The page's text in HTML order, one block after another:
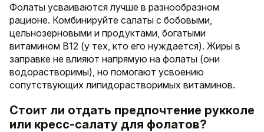
Фолаты усваиваются лучше в разнообразном
рационе. Комбинируйте салаты с бобовыми,
цельнозерновыми и продуктами, богатыми
витамином B12 (у тех, кто его нуждается). Жиры в
заправке не влияют напрямую на фолаты (они
водорастворимы), но помогают усвоению
сопутствующих липидорастворимых витаминов.
Стоит ли отдать предпочтение рукколе
или кресс-салату для фолатов?